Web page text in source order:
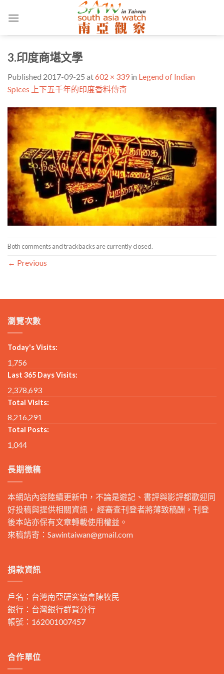
3.印度商堪文學
Published 2017-09-25 at602 × 339 in Legend of Indian
Spices 上下五千年的印度香料傳奇
Both comments and trackbacks are currently closed.
← Previous
瀏覽次數
Today's Visits:
1,756
Last 365 Days Visits:
2,378,693
Total Visits:
8,216,291
Total Posts:
1,044
長期徵稿
本網站內容陸續更新中，不論是遊記、書評與影評都歡迎同
好投稿與提供相關資訊， 經審查刊登者將薄致稿酬，刊登
後本站亦保有文章轉載使用權益。
來稿請寄： Sawintaiwan@gmail.com
捐款資訊
戶名：台灣南亞研究協會陳牧民
銀行：台灣銀行群賢分行
帳號：162001007457
合作單位